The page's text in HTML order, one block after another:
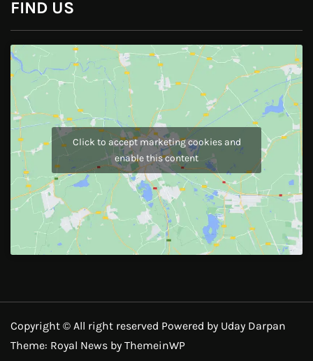
FIND US
Click to accept marketing cookies and
enable this content
Copyright © All right reserved Powered by Uday Darpan
Theme: Royal News by ThemeinWP